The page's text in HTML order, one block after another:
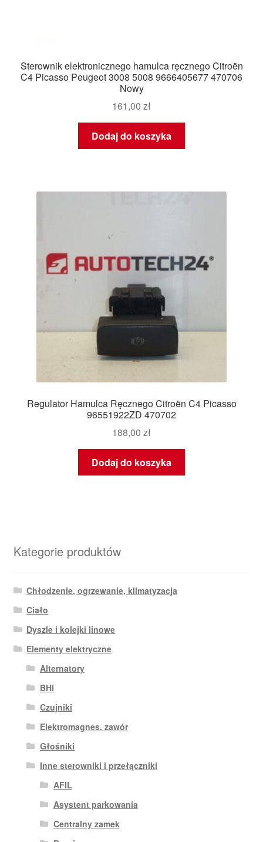
Sterownik elektronicznego hamulca ręcznego Citroën
C4 Picasso Peugeot 3008 5008 9666405677 470706
Nowy
161,00 zł
Dodaj do koszyka
Regulator Hamulca Ręcznego Citroën C4 Picasso
96551922ZD 470702
188,00 zł
Dodaj do koszyka
Kategorie produktów
Chłodzenie, ogrzewanie, klimatyzacja
Ciało
Dyszle i kolejki linowe
Elementy elektryczne
Alternatory
BHI
Czujniki
Elektromagnes. zawór
Głośniki
Inne sterowniki i przełączniki
AFIL
Asystent parkowania
Centralny zamek